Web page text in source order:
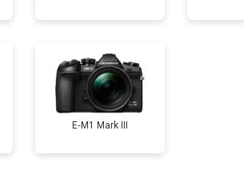
от 3100 ₽
E‑M1 Mark III